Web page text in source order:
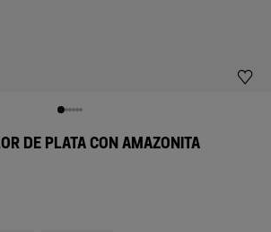
DE PLATA CON AMAZONITA